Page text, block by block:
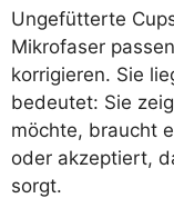
Ungefütterte
Mikrofaser
korrigieren. Sie
bedeutet: Sie
möchte, braucht
oder akzeptiert,
sorgt.